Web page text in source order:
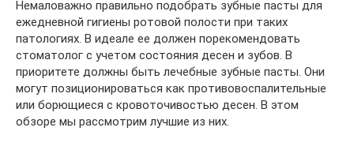
Немаловажно правильно подобрать зубные пасты для
ежедневной гигиены ротовой полости при таких
патологиях. В идеале ее должен порекомендовать
стоматолог с учетом состояния десен и зубов. В
приоритете должны быть лечебные зубные пасты. Они
могут позиционироваться как противовоспалительные
или борющиеся с кровоточивостью десен. В этом
обзоре мы рассмотрим лучшие из них.